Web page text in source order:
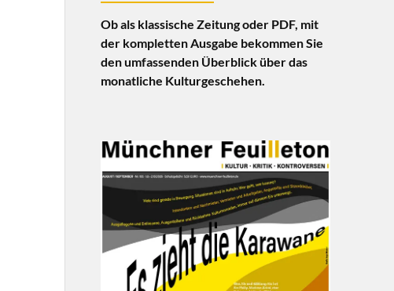
Ob als klassische Zeitung oder PDF, mit
der kompletten Ausgabe bekommen Sie
den umfassenden Überblick über das
monatliche Kulturgeschehen.